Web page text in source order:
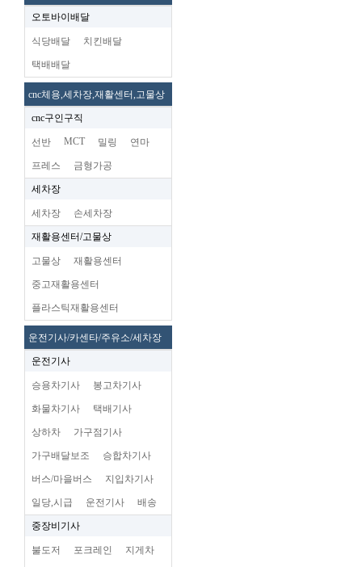
오토바이배달
식당배달 치킨배달
택배배달
cnc체용,세차장,재활센터,고물상
cnc구인구직
선반 MCT 밀링 연마
프레스 금형가공
세차장
세차장 손세차장
재활용센터/고물상
고물상 재활용센터
중고재활용센터
플라스틱재활용센터
운전기사/카센타/주유소/세차장
운전기사
승용차기사 봉고차기사
화물차기사 택배기사
상하차 가구점기사
가구배달보조 승합차기사
버스/마을버스 지입차기사
일당,시급 운전기사 배송
중장비기사
불도저 포크레인 지게차